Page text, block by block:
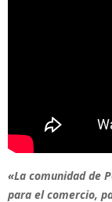
«La comunidad de
para el comercio,